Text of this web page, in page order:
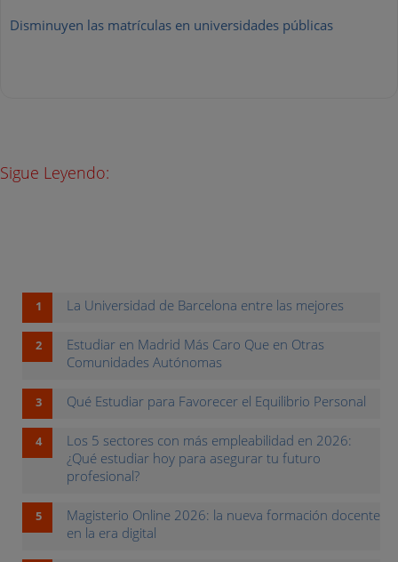
Disminuyen las matrículas en universidades públicas
Sigue Leyendo:
La Universidad de Barcelona entre las mejores
Estudiar en Madrid Más Caro Que en Otras
Comunidades Autónomas
Qué Estudiar para Favorecer el Equilibrio Personal
Los 5 sectores con más empleabilidad en 2026:
¿Qué estudiar hoy para asegurar tu futuro
profesional?
Magisterio Online 2026: la nueva formación docente
en la era digital